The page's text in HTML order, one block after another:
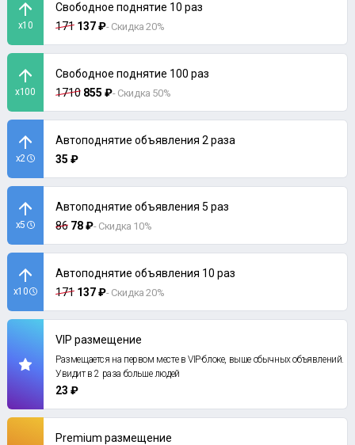
x10
Свободное поднятие 10 раз
171 137 ₽- Скидка 20%
x100
Свободное поднятие 100 раз
1710 855 ₽- Скидка 50%
x2
Автоподнятие объявления 2 раза
35 ₽
x5
Автоподнятие объявления 5 раз
86 78 ₽- Скидка 10%
x10
Автоподнятие объявления 10 раз
171 137 ₽- Скидка 20%
VIP размещение
Размещается на первом месте в VIP-блоке, выше обычных объявлений.
Увидит в 2 раза больше людей
23 ₽
Premium размещение